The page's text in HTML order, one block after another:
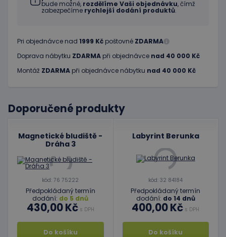
bude možné, rozdělíme Vaši objednávku, čímž
zabezpečíme rychlejší dodání produktů.
Pri objednávce nad 1999 Kč poštovné ZDARMA
Doprava nábytku ZDARMA při objednávce nad 40 000 Kč
Montáž ZDARMA při objednávce nábytku nad 40 000 Kč
Doporučené produkty
Magnetické bludiště -
Dráha 3
kód: 76 75222
Předpokládaný termín
dodání: do 5 dnů
430,00 Kčs DPH
Do košíku
Labyrint Berunka
kód: 32 84184
Předpokládaný termín
dodání: do 14 dnů
400,00 Kč s DPH
Do košíku